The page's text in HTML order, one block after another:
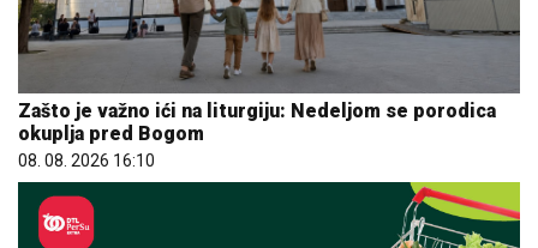
Zašto je važno ići na liturgiju: Nedeljom se porodica
okuplja pred Bogom
08. 08. 2026 16:10